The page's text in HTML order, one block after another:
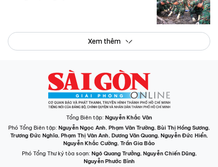
Xem thêm
Tổng Biên tập: Nguyễn Khắc Văn
Phó Tổng Biên tập: Nguyễn Ngọc Anh, Phạm Văn Trường, Bùi Thị Hồng Sương,
Trương Đức Nghĩa, Phạm Thị Vân Anh, Dương Văn Quang, Nguyễn Đức Hiển,
Nguyễn Khắc Cường, Trần Gia Bảo
Phó Tổng Thư ký tòa soạn: Ngô Quang Trưởng, Nguyễn Chiến Dũng,
Nguyễn Phước Bình